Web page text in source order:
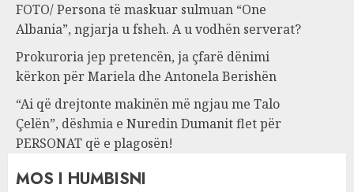
FOTO/ Persona të maskuar sulmuan “One
Albania”, ngjarja u fsheh. A u vodhën serverat?
Prokuroria jep pretencën, ja çfarë dënimi
kërkon për Mariela dhe Antonela Berishën
“Ai që drejtonte makinën më ngjau me Talo
Çelën”, dëshmia e Nuredin Dumanit flet për
PERSONAT që e plagosën!
MOS I HUMBISNI